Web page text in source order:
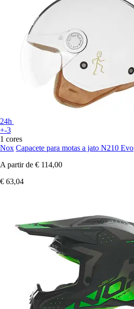
24h
+-3
1 cores
Nox Capacete para motas a jato N210 Evo
A partir de € 114,00
€ 63,04